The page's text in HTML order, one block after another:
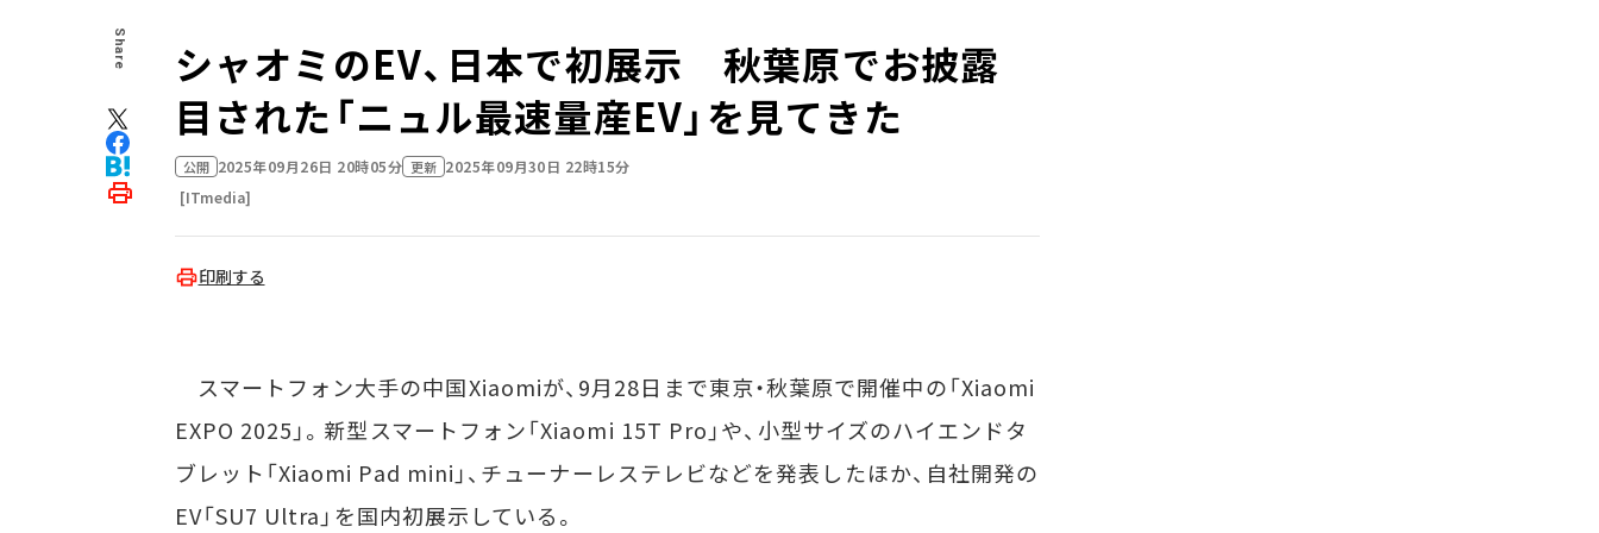
Share
シャオミのEV、日本で初展示 秋葉原でお披露
目された「ニュル最速量産EV」を見てきた
公開 2025年09月26日 20時05分 更新 2025年09月30日 22時15分
[ITmedia]
印刷する
スマートフォン大手の中国Xiaomiが、9月28日まで東京・秋葉原で開催中の「Xiaomi
EXPO 2025」。新型スマートフォン「Xiaomi 15T Pro」や、小型サイズのハイエンドタ
ブレット「Xiaomi Pad mini」、チューナーレステレビなどを発表したほか、自社開発の
EV「SU7 Ultra」を国内初展示している。